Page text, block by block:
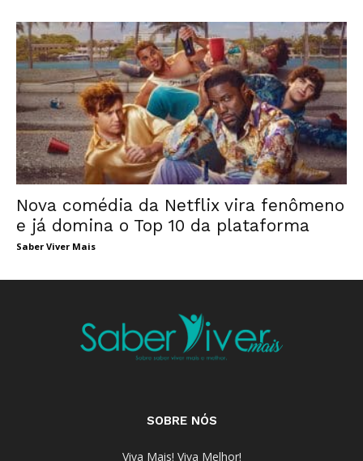
Nova comédia da Netflix vira fenômeno
e já domina o Top 10 da plataforma
Saber Viver Mais
SOBRE NÓS
Viva Mais! Viva Melhor!